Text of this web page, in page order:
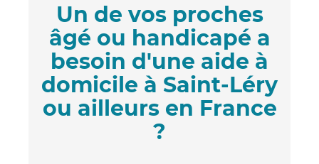
Un de vos proches
âgé ou handicapé a
besoin d'une aide à
domicile à Saint-Léry
ou ailleurs en France
?